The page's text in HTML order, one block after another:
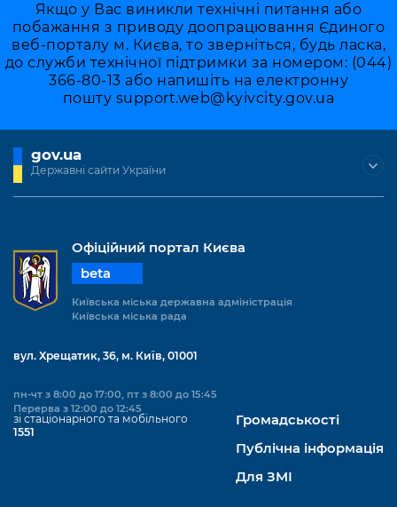
Якщо у Вас виникли технічні питання або
побажання з приводу доопрацювання Єдиного
веб-порталу м. Києва, то зверніться, будь ласка,
до служби технічної підтримки за номером: (044)
366-80-13 або напишіть на електронну
пошту support.web@kyivcity.gov.ua
gov.ua
Державні сайти України
Офіційний портал Києва
beta
Київська міська державна адміністрація
Київська міська рада
вул. Хрещатик, 36, м. Київ, 01001
пн-чт з 8:00 до 17:00, пт з 8:00 до 15:45
Перерва з 12:00 до 12:45
зі стаціонарного та мобільного
1551
Громадськості
Публічна інформація
Для ЗМІ